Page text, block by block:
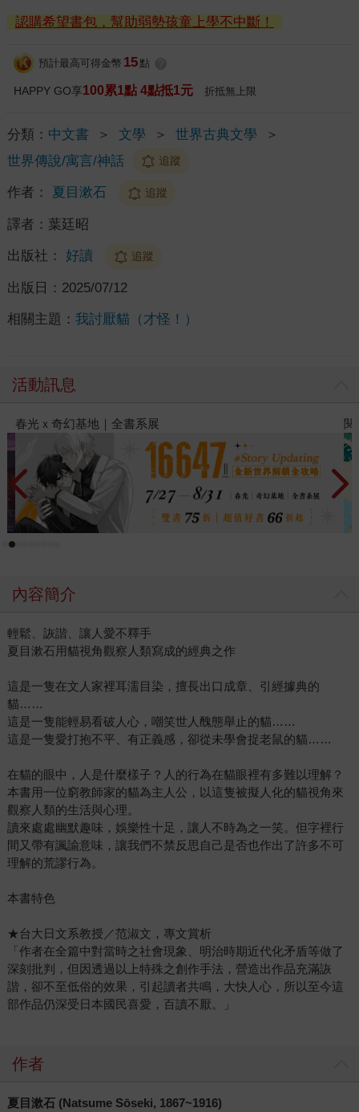
認購希望書包，幫助弱勢孩童上學不中斷！
預計最高可得金幣 15 點
HAPPY GO享100累1點 4點抵1元 折抵無上限
分類： 中文書 ＞ 文學 ＞ 世界古典文學
＞
世界傳說/寓言/神話
追蹤
作者： 夏目漱石 追蹤
譯者： 葉廷昭
出版社： 好讀 追蹤
出版日： 2025/07/12
相關主題： 我討厭貓（才怪！）
活動訊息
閱讀漫遊錄-2026上半年暢銷榜
內容簡介
輕鬆、詼諧、讓人愛不釋手
夏目漱石用貓視角觀察人類寫成的經典之作
這是一隻在文人家裡耳濡目染，擅長出口成章、引經據典的
貓……
這是一隻能輕易看破人心，嘲笑世人醜態舉止的貓……
這是一隻愛打抱不平、有正義感，卻從未學會捉老鼠的貓……
在貓的眼中，人是什麼樣子？人的行為在貓眼裡有多難以理解？
本書用一位窮教師家的貓為主人公，以這隻被擬人化的貓視角來
觀察人類的生活與心理。
讀來處處幽默趣味，娛樂性十足，讓人不時為之一笑。但字裡行
間又帶有諷諭意味，讓我們不禁反思自己是否也作出了許多不可
理解的荒謬行為。
本書特色
★台大日文系教授／范淑文，專文賞析
「作者在全篇中對當時之社會現象、明治時期近代化矛盾等做了
深刻批判，但因透過以上特殊之創作手法，營造出作品充滿詼
諧，卻不至低俗的效果，引起讀者共鳴，大快人心，所以至今這
部作品仍深受日本國民喜愛，百讀不厭。」
作者
夏目漱石 (Natsume Sōseki, 1867~1916)